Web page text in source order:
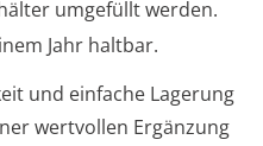
umgefüllt werden.
Jahr haltbar.
und einfache Lagerung
wertvollen Ergänzung